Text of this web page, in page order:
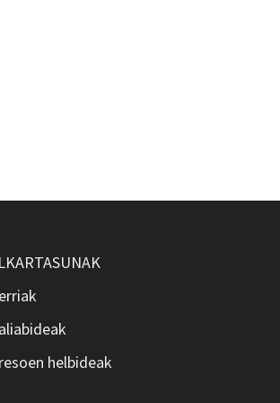
helbideak